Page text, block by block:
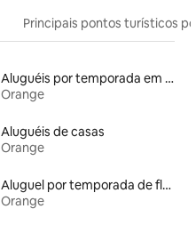
Principais pontos turísticos
Aluguéis por temporada em resorts
Orange
Aluguéis de casas
Orange
Aluguel por temporada de flats
Orange